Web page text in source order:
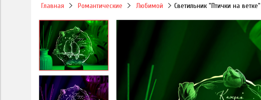
Главная Романтические Любимой Светильник "Птички на ветке"